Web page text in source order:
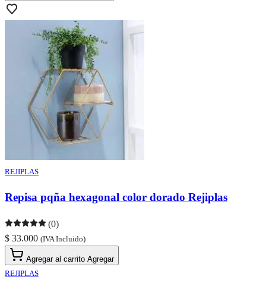
REJIPLAS
Repisa pqña hexagonal color dorado Rejiplas
(0)
$ 33.000 (IVA Incluido)
Agregar al carrito Agregar
REJIPLAS